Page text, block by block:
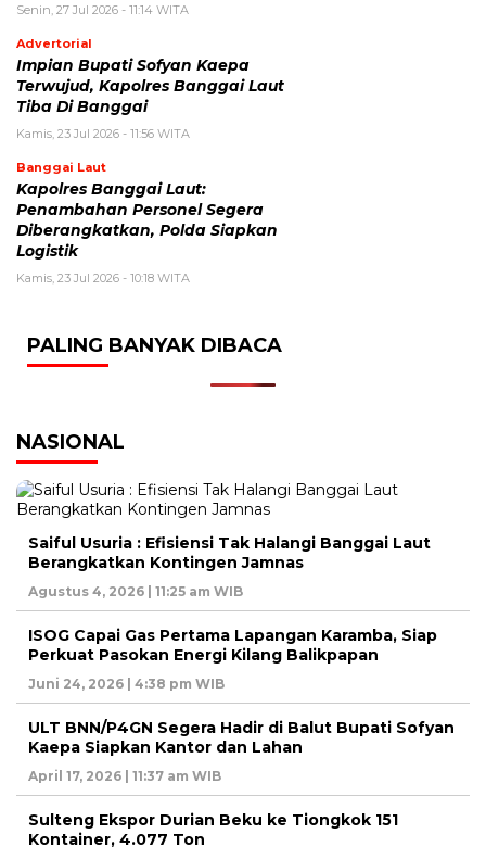
Senin, 27 Jul 2026 - 11:14 WITA
Advertorial
Impian Bupati Sofyan Kaepa
Terwujud, Kapolres Banggai Laut
Tiba Di Banggai
Kamis, 23 Jul 2026 - 11:56 WITA
Banggai Laut
Kapolres Banggai Laut:
Penambahan Personel Segera
Diberangkatkan, Polda Siapkan
Logistik
Kamis, 23 Jul 2026 - 10:18 WITA
PALING BANYAK DIBACA
NASIONAL
Saiful Usuria : Efisiensi Tak Halangi Banggai Laut
Berangkatkan Kontingen Jamnas
Agustus 4, 2026 | 11:25 am WIB
ISOG Capai Gas Pertama Lapangan Karamba, Siap
Perkuat Pasokan Energi Kilang Balikpapan
Juni 24, 2026 | 4:38 pm WIB
ULT BNN/P4GN Segera Hadir di Balut Bupati Sofyan
Kaepa Siapkan Kantor dan Lahan
April 17, 2026 | 11:37 am WIB
Sulteng Ekspor Durian Beku ke Tiongkok 151
Kontainer, 4.077 Ton